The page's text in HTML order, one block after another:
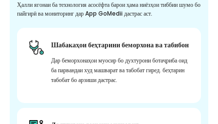
Ҳалли ягонаи ба технология асосёфта барои ҳама ниёзҳои тиббии шумо бо
пайгирӣ ва мониторинг дар App GoMedii дастрас аст.
Шабакаҳои беҳтарини беморхона ва табибон
Дар беморхонаҳои муосир бо духтурони ботаҷриба оид
ба парвандаи худ машварат ва табобат гиред. беҳтарин
табобат бо арзиши дастрас.